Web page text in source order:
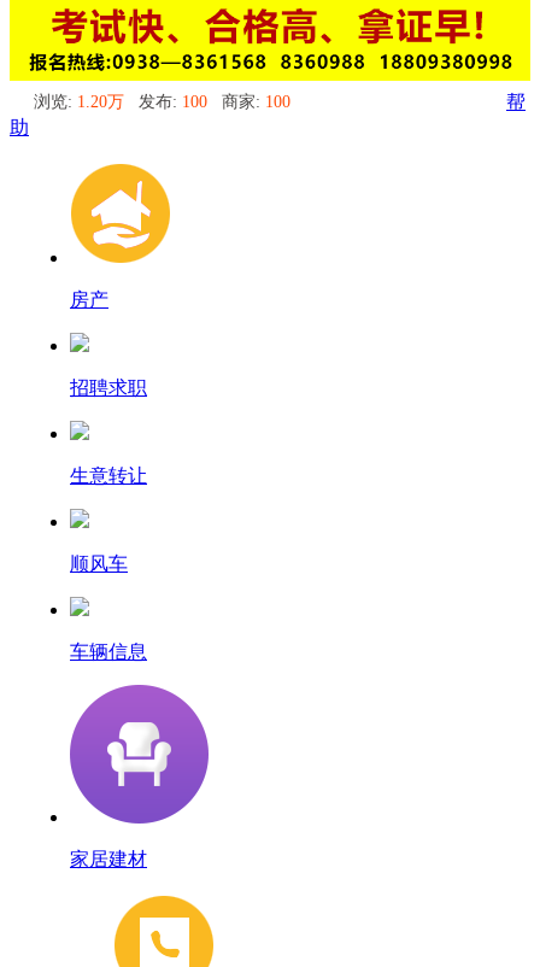
浏览: 1.20万 发布: 100 商家: 100
帮
助
房产
招聘求职
生意转让
顺风车
车辆信息
家居建材